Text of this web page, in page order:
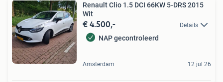
Renault Clio 1.5 DCI 66KW 5-DRS 2015
Wit
€ 4.500,- Details
NAP gecontroleerd
Amsterdam 12 jul 26